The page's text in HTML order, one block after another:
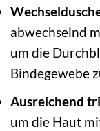
abwechselnd
um die
Bindegewebe
Ausreichend
um die Haut